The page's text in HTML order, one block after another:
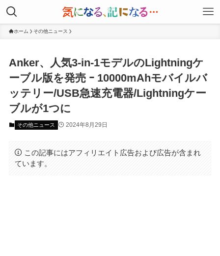
ホーム その他ニュース
Anker、⼈気3-in-1モデルのLightningケ
ーブル版を発売 ｰ 10000mAhモバイルバ
ッテリー/USB急速充電器/Lightningケー
ブルが1つに
その他ニュース 2024年8月29日
この記事にはアフィリエイト広告および広告が含まれ
ています。